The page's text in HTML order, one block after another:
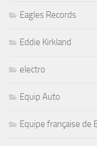
Eagles Records
Eddie Kirkland
electro
Equip Auto
Equipe française de